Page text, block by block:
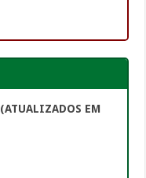
(ATUALIZADOS EM